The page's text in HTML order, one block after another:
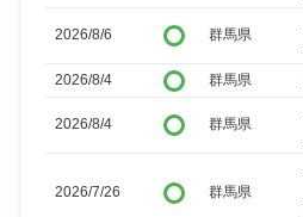
2026/8/6 群馬県
2026/8/4
群馬県
2026/8/4 群馬県
2026/7/26 群馬県